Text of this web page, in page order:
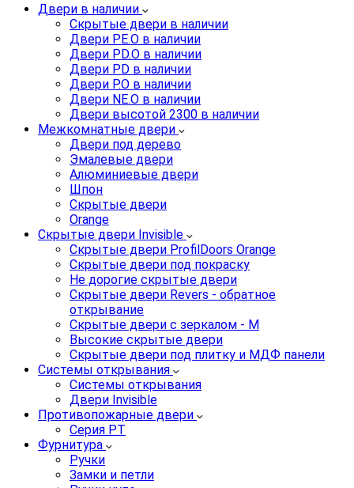
Двери в наличии
Скрытые двери в наличии
Двери PE.O в наличии
Двери PD.O в наличии
Двери PD в наличии
Двери P.O в наличии
Двери NE.O в наличии
Двери высотой 2300 в наличии
Межкомнатные двери
Двери под дерево
Эмалевые двери
Алюминиевые двери
Шпон
Скрытые двери
Orange
Скрытые двери Invisible
Скрытые двери ProfilDoors Orange
Скрытые двери под покраску
Не дорогие скрытые двери
Скрытые двери Revers - обратное
открывание
Скрытые двери с зеркалом - M
Высокие скрытые двери
Скрытые двери под плитку и МДФ панели
Системы открывания
Системы открывания
Двери Invisible
Противопожарные двери
Серия PT
Фурнитура
Ручки
Замки и петли